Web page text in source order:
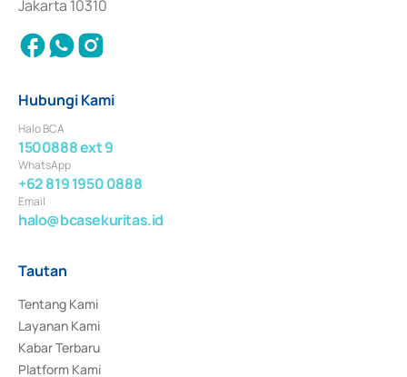
Jakarta 10310
Hubungi Kami
Halo BCA
1500888 ext 9
WhatsApp
+62 819 1950 0888
Email
halo@bcasekuritas.id
Tautan
Tentang Kami
Layanan Kami
Kabar Terbaru
Platform Kami